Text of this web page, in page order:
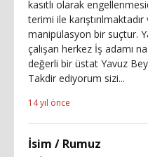
kasıtlı olarak
terimi ile
manipülasyon bir suçtur.
çalışan herkez İş adamı
değerli bir üstat Yavuz
Takdir ediyorum sizi...
14 yıl önce
İsim / Rumuz